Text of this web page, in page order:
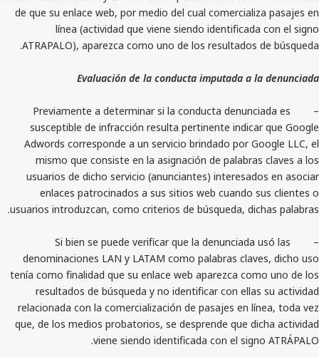
de que su enlace web, por medio del cual
línea (actividad que viene siendo
ATRAPALO), aparezca como uno de los
Evaluación de la conducta imputada a
– Previamente a determinar si la conducta
susceptible de infracción resulta pertinente
Adwords corresponde a un servicio brindado por
mismo que consiste en la asignación de
usuarios de dicho servicio (anunciantes)
enlaces patrocinados a sus sitios web cuando
usuarios introduzcan, como criterios de búsqueda,
– Si bien se puede verificar que la
denominaciones LAN y LATAM como palabras
tenía como finalidad que su enlace web aparezca
resultados de búsqueda y no identificar con
relacionada con la comercialización de pasajes en
que, de los medios probatorios, se desprende que
viene siendo identificada con el